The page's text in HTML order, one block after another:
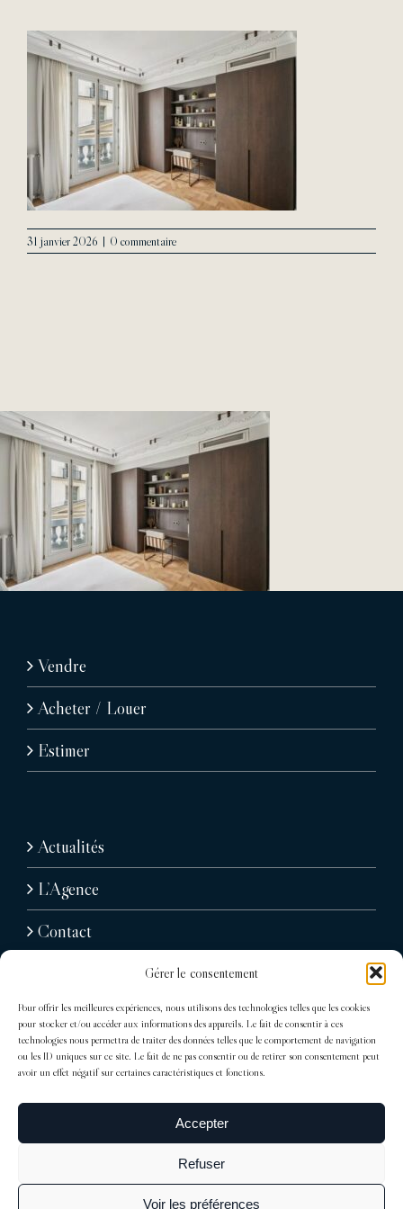
Gérer le consentement
Pour offrir les meilleures expériences, nous utilisons des technologies telles que les cookies
pour stocker et/ou accéder aux informations des appareils. Le fait de consentir à ces
technologies nous permettra de traiter des données telles que le comportement de navigation
ou les ID uniques sur ce site. Le fait de ne pas consentir ou de retirer son consentement peut
avoir un effet négatif sur certaines caractéristiques et fonctions.
Accepter
Refuser
Voir les préférences
Contact
31 janvier 2026 | 0 commentaire
Vendre
Acheter / Louer
Estimer
Actualités
L’Agence
Contact
31, avenue Raymond Poincaré
75116 Paris
Tél : + 33 (0)1 76 71 07 40
trocadero@sdelagrandiere.fr